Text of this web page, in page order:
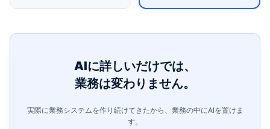
AIに詳しいだけでは、
業務は変わりません。
実際に業務システムを作り続けてきたから、業務の中にAIを置けま
す。